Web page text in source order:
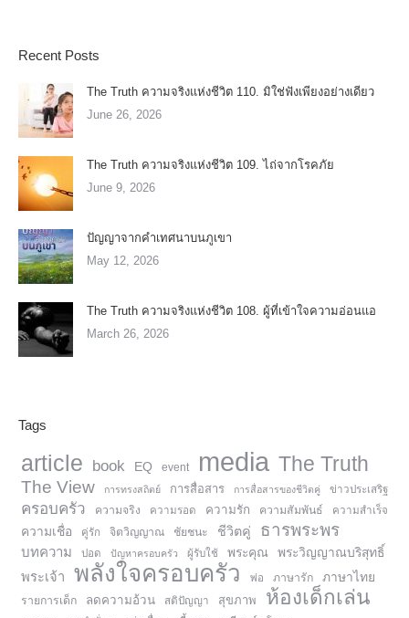
Recent Posts
The Truth ความจริงแห่งชีวิต 110. มิใช่ฟังเพียงอย่างเดียว
June 26, 2026
The Truth ความจริงแห่งชีวิต 109. ไถ่จากโรคภัย
June 9, 2026
ปัญญาจากคำเทศนาบนภูเขา
May 12, 2026
The Truth ความจริงแห่งชีวิต 108. ผู้ที่เข้าใจความอ่อนแอ
March 26, 2026
Tags
article book EQ event media The Truth
The View การทรงสถิตย์ การสื่อสาร การสื่อสารของชีวิตคู่ ข่าวประเสริฐ
ครอบครัว ความจริง ความรอด ความรัก ความสัมพันธ์ ความสำเร็จ
ความเชื่อ คู่รัก จิตวิญญาณ ชัยชนะ ชีวิตคู่ ธารพระพร
บทความ ปอด ปัญหาครอบครัว ผู้รับใช้ พระคุณ
พระวิญญาณบริสุทธิ์
พระเจ้า
พลังใจครอบครัว พ่อ ภาษารัก ภาษาไทย
รายการเด็ก ลดความอ้วน สติปัญญา สุขภาพ ห้องเด็กเล่น